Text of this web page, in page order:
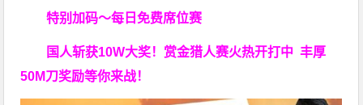
特别加码～每日免费席位赛
国人斩获10W大奖！ 赏金猎人赛火热开打中 丰厚
50M刀奖励等你来战！